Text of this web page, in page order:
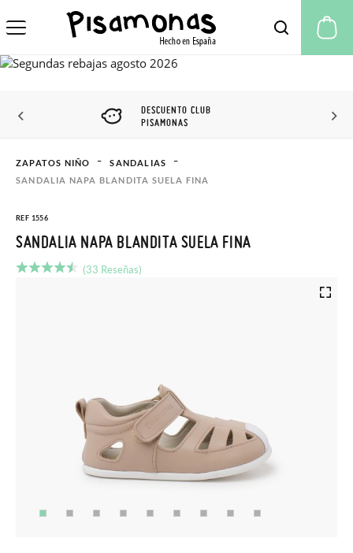
DESCUENTO CLUB
PISAMONAS
ZAPATOS NIÑO
SANDALIAS
SANDALIA NAPA BLANDITA SUELA FINA
REF 1556
SANDALIA NAPA BLANDITA SUELA FINA
(33 Reseñas)